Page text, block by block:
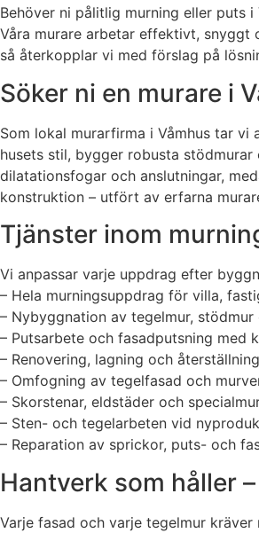
Behöver ni pålitlig murning eller puts
Våra murare arbetar effektivt, snyggt
så återkopplar vi med förslag på
Söker ni en murare i
Som lokal murarfirma i Våmhus tar
husets stil, bygger robusta
dilatationsfogar och anslutningar,
konstruktion – utfört av erfarna
Tjänster inom
Vi anpassar varje uppdrag efter
– Hela murningsuppdrag för villa,
– Nybyggnation av tegelmur,
– Putsarbete och fasadputsning med
– Renovering, lagning och
– Omfogning av tegelfasad och
– Skorstenar, eldstäder och
– Sten- och tegelarbeten vid
– Reparation av sprickor, puts- och
Hantverk som håller
Varje fasad och varje tegelmur